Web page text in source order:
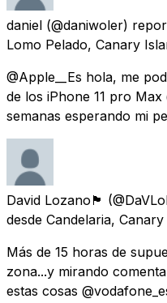
daniel (@daniwoler)
Lomo Pelado, Canary
@Apple__Es hola, me
de los iPhone 11 pro Max
semanas esperando mi
David Lozano🏴󠁧󠁢󠁳󠁣󠁴󠁿
desde Candelaria, Canary
Más de 15 horas de
zona...y mirando
estas cosas